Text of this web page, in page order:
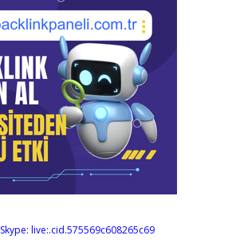
Skype: live:.cid.575569c608265c69